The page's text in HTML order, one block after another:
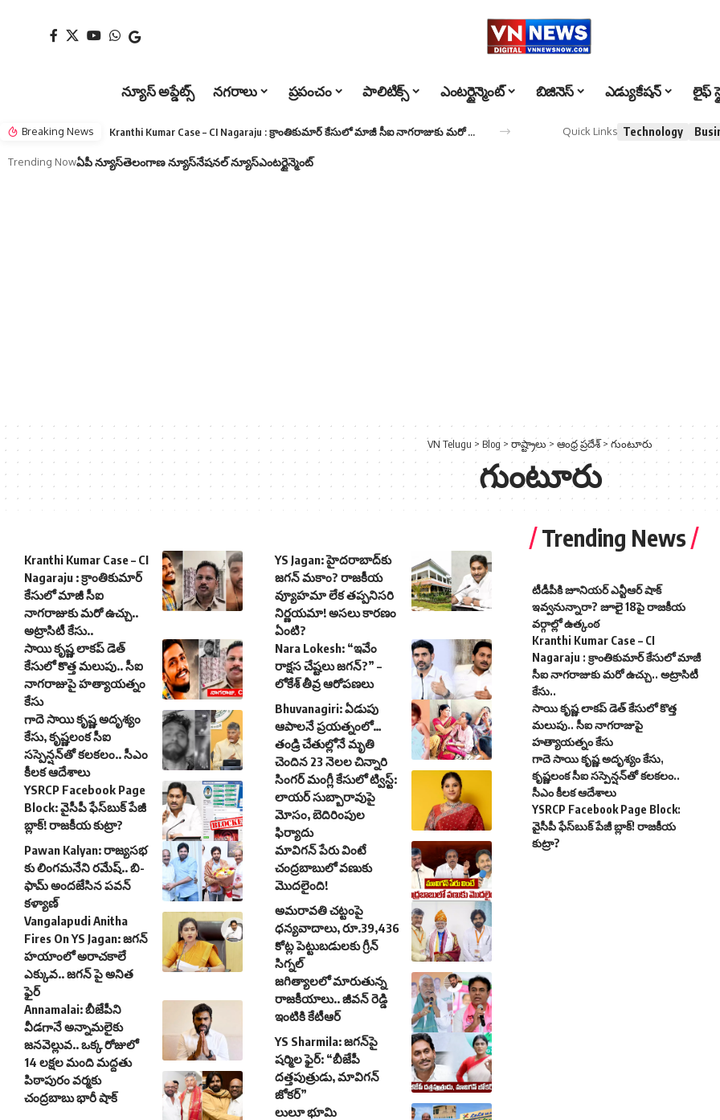
న్యూస్ అప్డేట్స్ నగరాలు ప్రపంచం పాలిటిక్స్ ఎంటర్టైన్మెంట్ బిజినెస్ ఎడ్యుకేషన్ లైఫ్
Breaking News Kranthi Kumar Case – CI Nagaraju : క్రాంతికుమార్ కేసులో మాజీ సీఐ నాగరాజుకు మరో ఉచ్చు.. అట్రాసిటీ కేసు.. Quick Links Technology
Trending Nowఏపీ న్యూస్తెలంగాణ న్యూస్నేషనల్ న్యూస్ఎంటర్టైన్మెంట్
VN Telugu > Blog > రాష్ట్రాలు > ఆంధ్ర ప్రదేశ్> గుంటూరు
గుంటూరు
Kranthi Kumar Case – CI
Nagaraju : క్రాంతికుమార్
కేసులో మాజీ సీఐ
నాగరాజుకు మరో ఉచ్చు..
అట్రాసిటీ కేసు..
సాయి కృష్ణ లాకప్ డెత్
కేసులో కొత్త మలుపు.. సీఐ
నాగరాజుపై హత్యాయత్నం
కేసు
గాదె సాయి కృష్ణ అదృశ్యం
కేసు, కృష్ణలంక సీఐ
సస్పెన్షన్‌తో కలకలం.. సీఎం
కీలక ఆదేశాలు
YSRCP Facebook Page
Block: వైసీపీ ఫేస్‌బుక్ పేజీ
బ్లాక్! రాజకీయ కుట్రా?
Pawan Kalyan: రాజ్యసభ
కు లింగమనేని రమేష్.. బి-
ఫామ్ అందజేసిన పవన్
కళ్యాణ్
Vangalapudi Anitha
Fires On YS Jagan: జగన్
హయాంలో అరాచకాలే
ఎక్కువ.. జగన్ పై అనిత
ఫైర్
Annamalai: బీజేపీని
వీడగానే అన్నామలైకు
జనవెల్లువ.. ఒక్క రోజులో
14 లక్షల మంది మద్దతు
పిఠాపురం వ‌ర్మ‌కు
చంద్రబాబు భారీ షాక్
YS Jagan: హైదరాబాద్‌కు
జగన్ మకాం? రాజకీయ
వ్యూహమా లేక తప్పనిసరి
నిర్ణయమా! అసలు కారణం
ఏంటి?
Nara Lokesh: “ఇవేం
రాక్షస చేష్టలు జగన్?” –
లోకేశ్‌ తీవ్ర ఆరోపణలు
Bhuvanagiri: ఏడుపు
ఆపాలనే ప్రయత్నంలో…
తండ్రి చేతుల్లోనే మృతి
చెందిన 23 నెలల చిన్నారి
సింగర్ మంగ్లీ కేసులో ట్విస్ట్:
లాయర్ సుబ్బారావుపై
మోసం, బెదిరింపుల
ఫిర్యాదు
మావిగన్‌ పేరు వింటే
చంద్రబాబులో వణుకు
మొదలైంది!
అమరావతి చట్టంపై
ధన్యవాదాలు, రూ.39,436
కోట్ల పెట్టుబడులకు గ్రీన్
సిగ్నల్
జగిత్యాలలో మారుతున్న
రాజకీయాలు.. జీవన్ రెడ్డి
ఇంటికి కేటీఆర్
YS Sharmila: జగన్‌పై
షర్మిల ఫైర్: “బీజేపీ
దత్తపుత్రుడు, మావిగన్
జోకర్”
లులూ భూమి
Trending News
టీడీపీకి జూనియర్ ఎన్టీఆర్ షాక్
ఇవ్వనున్నారా? జూలై 18పై రాజకీయ
వర్గాల్లో ఉత్కంఠ
Kranthi Kumar Case – CI
Nagaraju : క్రాంతికుమార్ కేసులో మాజీ
సీఐ నాగరాజుకు మరో ఉచ్చు.. అట్రాసిటీ
కేసు..
సాయి కృష్ణ లాకప్ డెత్ కేసులో కొత్త
మలుపు.. సీఐ నాగరాజుపై
హత్యాయత్నం కేసు
గాదె సాయి కృష్ణ అదృశ్యం కేసు,
కృష్ణలంక సీఐ సస్పెన్షన్‌తో కలకలం..
సీఎం కీలక ఆదేశాలు
YSRCP Facebook Page Block:
వైసీపీ ఫేస్‌బుక్ పేజీ బ్లాక్! రాజకీయ
కుట్రా?